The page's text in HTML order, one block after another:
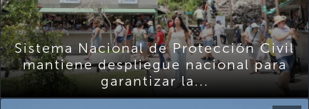
Sistema Nacional de Protección Civil
mantiene despliegue nacional para
garantizar la...